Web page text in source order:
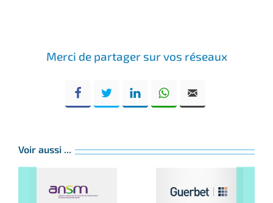
Merci de partager sur vos réseaux
Voir aussi ...